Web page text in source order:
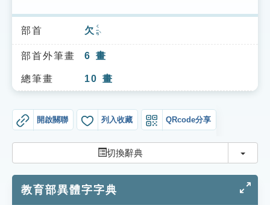
索引選單
知識索引
單字索引
遊戲專區
教學應用
貓頭鷹博士
部首 欠 ㄑㄧㄢˋ
部首外筆畫 6 畫
總筆畫 10 畫
開啟關聯 列入收藏 QRcode分享
切換辭典 切換
教育部異體字字典